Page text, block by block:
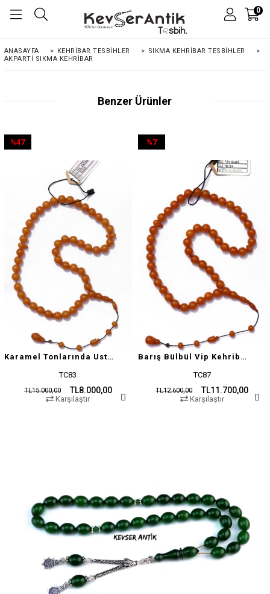
0
ANASAYFA > KEHRIBAR TESBIHLER > SIKMA KEHRİBAR TESBİHLER
>
AKPARTI SIKMA KEHRIBAR
Benzer Ürünler
Karamel Tonlarında Usta İşçilikli Tesbih
TC83
TL8.000,00
TL15.000,00
%47
Karşılaştır
Barış Bülbül Vip Kehribar Tesbih
TC87
TL11.700,00
TL12.600,00
%7
Karşılaştır